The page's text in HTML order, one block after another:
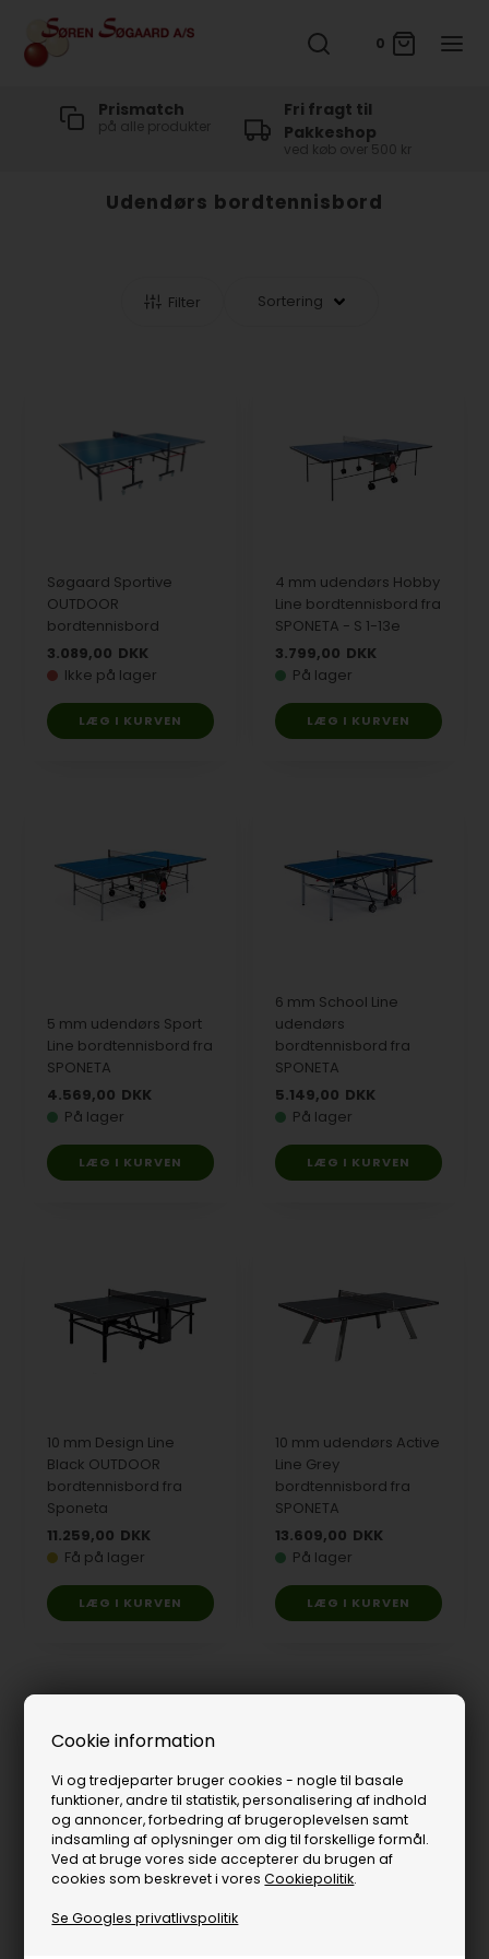
Cookie information
Vi og tredjeparter bruger cookies - nogle til basale
funktioner, andre til statistik, personalisering af indhold
og annoncer, forbedring af brugeroplevelsen samt
indsamling af oplysninger om dig til forskellige formål.
Ved at bruge vores side accepterer du brugen af
cookies som beskrevet i voresCookiepolitik.
Se Googles privatlivspolitik
0
Prismatch
på alle produkter
Fri fragt til
Pakkeshop
ved køb over 500 kr
Udendørs bordtennisbord
Filter
Søgaard Sportive
OUTDOOR
bordtennisbord
3.089,00 DKK
Ikke på lager
4 mm udendørs Hobby
Line bordtennisbord fra
SPONETA - S 1-13e
3.799,00 DKK
På lager
5 mm udendørs Sport
Line bordtennisbord fra
SPONETA
4.569,00 DKK
På lager
6 mm School Line
udendørs
bordtennisbord fra
SPONETA
5.149,00 DKK
På lager
10 mm Design Line
Black OUTDOOR
bordtennisbord fra
Sponeta
11.259,00 DKK
Få på lager
10 mm udendørs Active
Line Grey
bordtennisbord fra
SPONETA
13.609,00 DKK
På lager
Søgaard Club Outdoor
18 mm bordtennisbord
9.269,00 DKK
På lager